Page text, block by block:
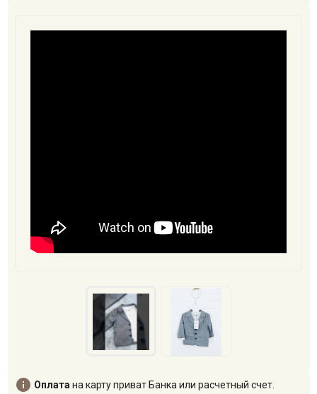
 Оплата на карту приват Банка или расчетный счет.